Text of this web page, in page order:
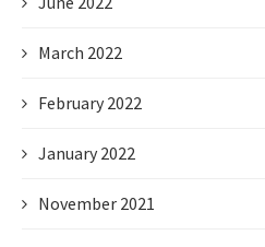
March 2022
February 2022
January 2022
November 2021